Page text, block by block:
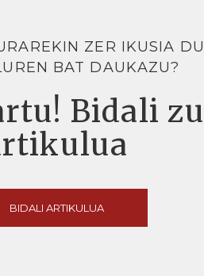
ZER IKUSIA
BAT DAUKAZU?
Bidali
BIDALI ARTIKULUA